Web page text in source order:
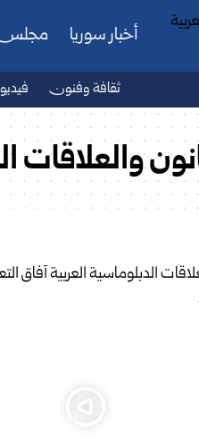
أخبار سوريا
ثقافة وفنون فيديو
والعلاقات